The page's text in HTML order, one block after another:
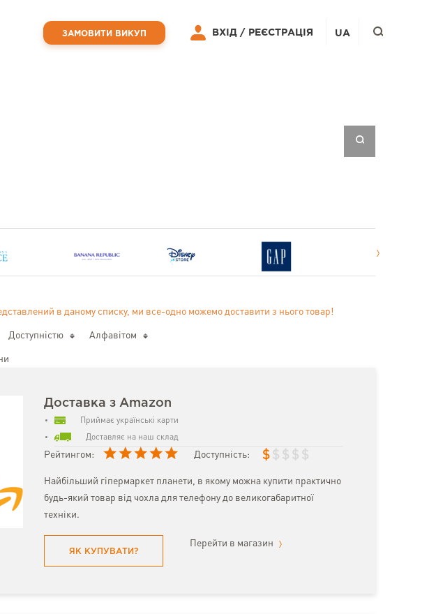
в даному списку, ми все-одно можемо доставити з нього товар!
Доступністю Алфавітом
Доставка з Amazon
Приймає українські карти
Доставляє на наш склад
Рейтингом: Доступність: $ $ $ $ $
Найбільший гіпермаркет планети, в якому можна купити практично
будь-який товар від чохла для телефону до великогабаритної
техніки.
ЯК КУПУВАТИ?
Перейти в магазин
ЗАМОВИТИ ВИКУП ВХІД / РЕЄСТРАЦІЯ UA